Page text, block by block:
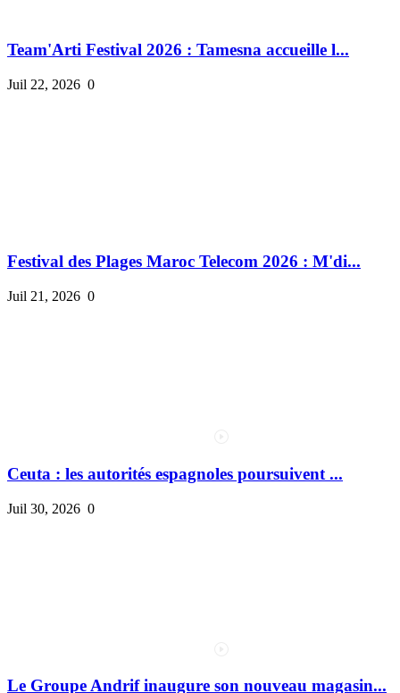
Team'Arti Festival 2026 : Tamesna accueille l...
Juil 22, 2026 0
Festival des Plages Maroc Telecom 2026 : M'di...
Juil 21, 2026 0
Ceuta : les autorités espagnoles poursuivent ...
Juil 30, 2026 0
Le Groupe Andrif inaugure son nouveau magasin...